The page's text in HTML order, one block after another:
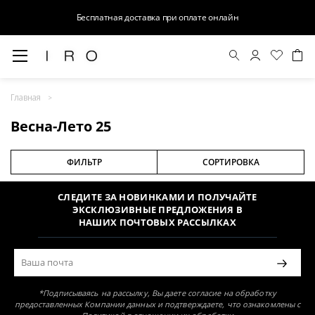
Бесплатная доставка при оплате онлайн
Главная
Весна-Лето 25
ФИЛЬТР СОРТИРОВКА
Раздел не найден
СЛЕДИТЕ ЗА НОВИНКАМИ И ПОЛУЧАЙТЕ
ЭКСКЛЮЗИВНЫЕ ПРЕДЛОЖЕНИЯ В
НАШИХ ПОЧТОВЫХ РАССЫЛКАХ
*Подписываясь на рассылку, Вы даете согласие на обработку
предоставленных Компании данных и подтверждаете, что ознакомлены с